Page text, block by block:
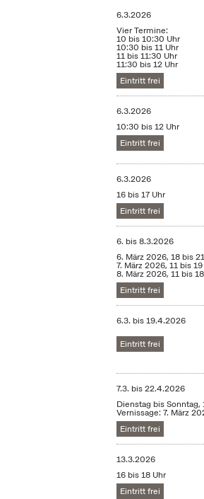
6.3.2026
Vier Termine:
10 bis 10:30 Uhr
10:30 bis 11 Uhr
11 bis 11:30 Uhr
11:30 bis 12 Uhr
Eintritt frei
6.3.2026
10:30 bis 12 Uhr
Eintritt frei
6.3.2026
16 bis 17 Uhr
Eintritt frei
6. bis8.3.2026
6. März 2026, 18 bis
7. März 2026, 11 bis 19
8. März 2026, 11 bis
Eintritt frei
6.3. bis19.4.2026
Eintritt frei
7.3. bis22.4.2026
Dienstag bis Sonntag,
Vernissage: 7. März
Eintritt frei
13.3.2026
16 bis 18 Uhr
Eintritt frei